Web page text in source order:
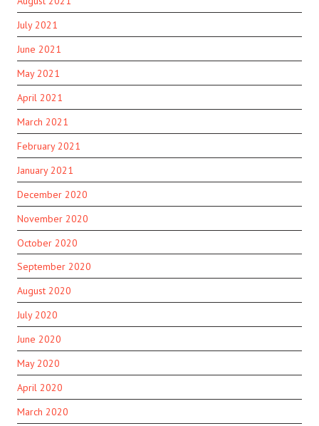
July 2021
June 2021
May 2021
April 2021
March 2021
February 2021
January 2021
December 2020
November 2020
October 2020
September 2020
August 2020
July 2020
June 2020
May 2020
April 2020
March 2020